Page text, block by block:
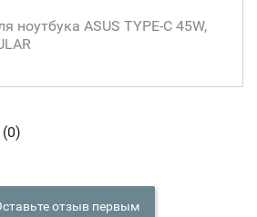
ноутбука ASUS TYPE-C 45W,
отзыв первым